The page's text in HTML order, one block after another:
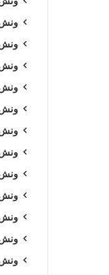
ونش
ونش
ونش
ونش
ونش
ونش
ونش
ونش
ونش
ونش
ونش
ونش